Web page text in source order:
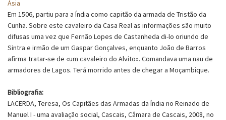
Ásia
Em 1506, partiu para a Índia como capitão da armada de Tristão da
Cunha. Sobre este cavaleiro da Casa Real as informações são muito
difusas uma vez que Fernão Lopes de Castanheda di-lo oriundo de
Sintra e irmão de um Gaspar Gonçalves, enquanto João de Barros
afirma tratar-se de «um cavaleiro do Alvito». Comandava uma nau de
armadores de Lagos. Terá morrido antes de chegar a Moçambique.
Bibliografia:
LACERDA, Teresa, Os Capitães das Armadas da Índia no Reinado de
Manuel I - uma avaliação social, Cascais, Câmara de Cascais, 2008, no